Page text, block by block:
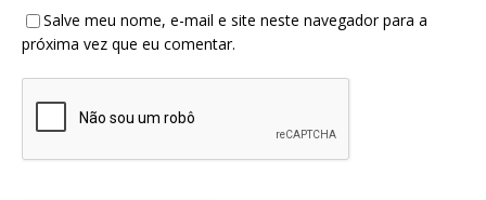
Salve meu nome, e-mail e site neste navegador para a
próxima vez que eu comentar.